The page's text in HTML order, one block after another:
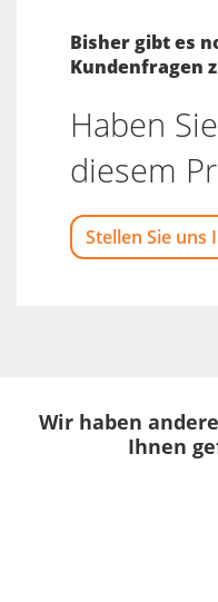
Bisher gibt es
Kundenfragen
Haben
diesem
Stellen Sie uns
Wir haben
Ihnen